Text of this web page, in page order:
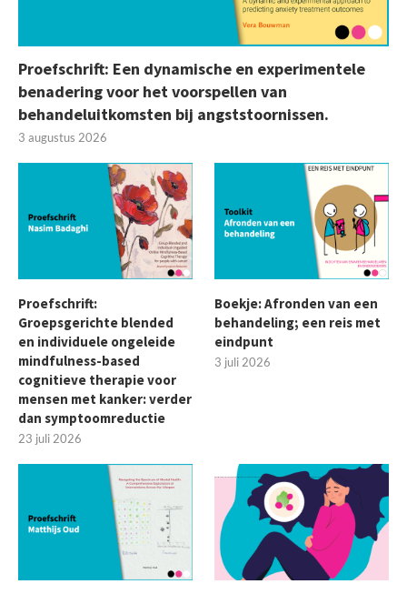
Proefschrift: Een dynamische en experimentele
benadering voor het voorspellen van
behandeluitkomsten bij angststoornissen.
3 augustus 2026
Proefschrift:
Groepsgerichte blended
en individuele ongeleide
mindfulness-based
cognitieve therapie voor
mensen met kanker: verder
dan symptoomreductie
23 juli 2026
Boekje: Afronden van een
behandeling; een reis met
eindpunt
3 juli 2026